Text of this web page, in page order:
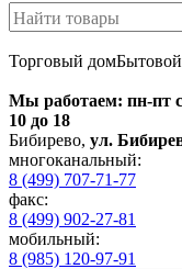
Торговый дом
Мы работаем: пн-пт с
10 до 18
Бибирево, ул.
многоканальный:
8 (499) 707-71-77
факс:
8 (499) 902-27-81
мобильный:
8 (985) 120-97-91